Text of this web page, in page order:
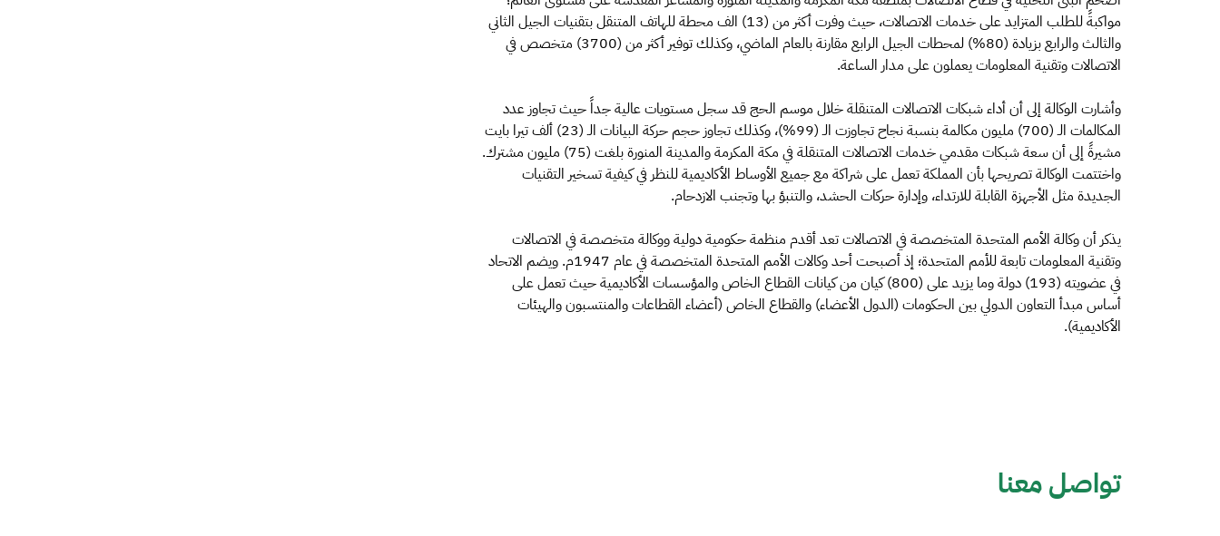
مواكبةً للطلب المتزايد على خدمات الاتصالات، حيث وفرت أكثر من (13) الف محطة للهاتف المتنقل بتقنيات الجيل الثاني
والثالث والرابع بزيادة (80%) لمحطات الجيل الرابع مقارنة بالعام الماضي، وكذلك توفير أكثر من (3700) متخصص في
الاتصالات وتقنية المعلومات يعملون على مدار الساعة.
وأشارت الوكالة إلى أن أداء شبكات الاتصالات المتنقلة خلال موسم الحج قد سجل مستويات عالية جداً حيث تجاوز عدد
المكالمات الـ (700) مليون مكالمة بنسبة نجاح تجاوزت الـ (99%)، وكذلك تجاوز حجم حركة البيانات الـ (23) ألف تيرا بايت
مشيرةً إلى أن سعة شبكات مقدمي خدمات الاتصالات المتنقلة في مكة المكرمة والمدينة المنورة بلغت (75) مليون مشترك.
واختتمت الوكالة تصريحها بأن المملكة تعمل على شراكة مع جميع الأوساط الأكاديمية للنظر في كيفية تسخير التقنيات
الجديدة مثل الأجهزة القابلة للارتداء، وإدارة حركات الحشد، والتنبؤ بها وتجنب الازدحام.
يذكر أن وكالة الأمم المتحدة المتخصصة في الاتصالات تعد أقدم منظمة حكومية دولية ووكالة متخصصة في الاتصالات
وتقنية المعلومات تابعة للأمم المتحدة؛ إذ أصبحت أحد وكالات الأمم المتحدة المتخصصة في عام 1947م. ويضم الاتحاد
في عضويته (193) دولة وما يزيد على (800) كيان من كيانات القطاع الخاص والمؤسسات الأكاديمية حيث تعمل على
أساس مبدأ التعاون الدولي بين الحكومات (الدول الأعضاء) والقطاع الخاص (أعضاء القطاعات والمنتسبون والهيئات
الأكاديمية).
تواصل معنا